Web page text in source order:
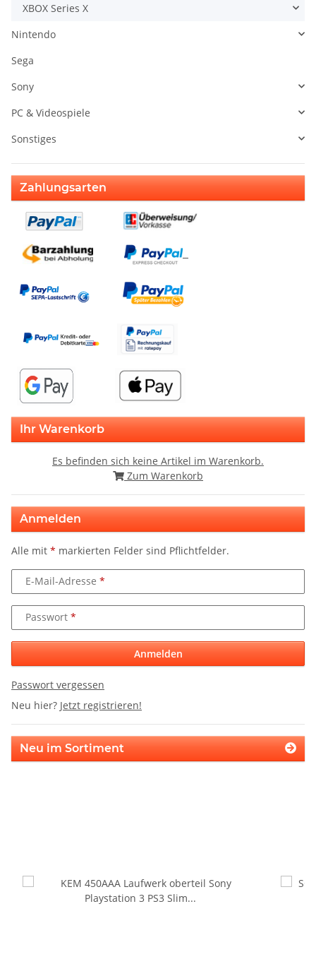
XBOX Series X
Nintendo
Sega
Sony
PC & Videospiele
Sonstiges
Zahlungsarten
Ihr Warenkorb
Es befinden sich keine Artikel im Warenkorb.
Zum Warenkorb
Anmelden
Alle mit * markierten Felder sind Pflichtfelder.
E-Mail-Adresse
Passwort
Anmelden
Passwort vergessen
Neu hier? Jetzt registrieren!
Neu im Sortiment